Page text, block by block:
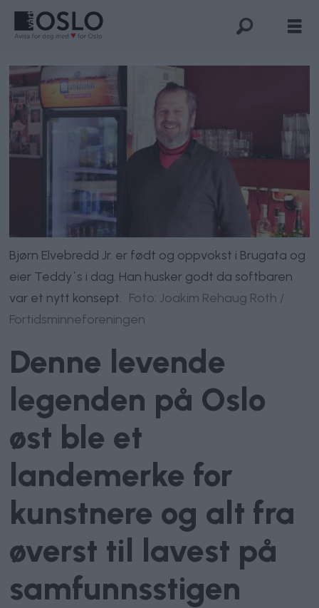
Bjørn Elvebredd Jr. er født og oppvokst i Brugata og
eier Teddy´s i dag. Han husker godt da softbaren
var et nytt konsept.
Foto: Joakim Rehaug Roth /
Fortidsminneforeningen
Denne levende
legenden på Oslo
øst ble et
landemerke for
kunstnere og alt fra
øverst til lavest på
samfunnsstigen